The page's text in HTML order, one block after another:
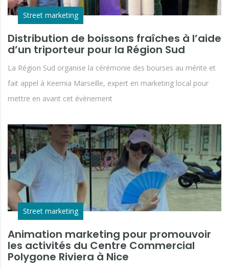
Street marketing
Distribution de boissons fraîches à l’aide
d’un triporteur pour la Région Sud
La Région Sud organise la cérémonie des bourses au mérite et
fait appel à Keemia Marseille, expert en marketing local pour
mettre en avant cet évènement
Street marketing
Animation marketing pour promouvoir
les activités du Centre Commercial
Polygone Riviera à Nice